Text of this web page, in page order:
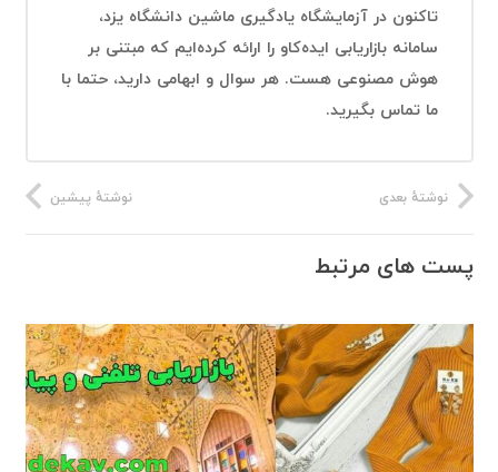
تاکنون در آزمایشگاه یادگیری ماشین دانشگاه یزد،
سامانه بازاریابی ایده‌کاو را ارائه کرده‌ایم که مبتنی بر
هوش مصنوعی هست. هر سوال و ابهامی دارید، حتما با
ما تماس بگیرید.
نوشتهٔ پیشین نوشتهٔ بعدی
پست های مرتبط